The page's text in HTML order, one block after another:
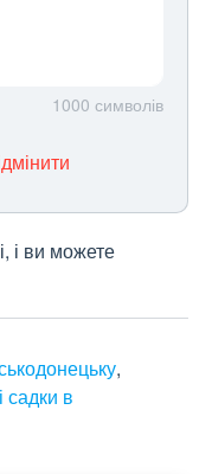
1000 символів
і ви можете
,
садки в